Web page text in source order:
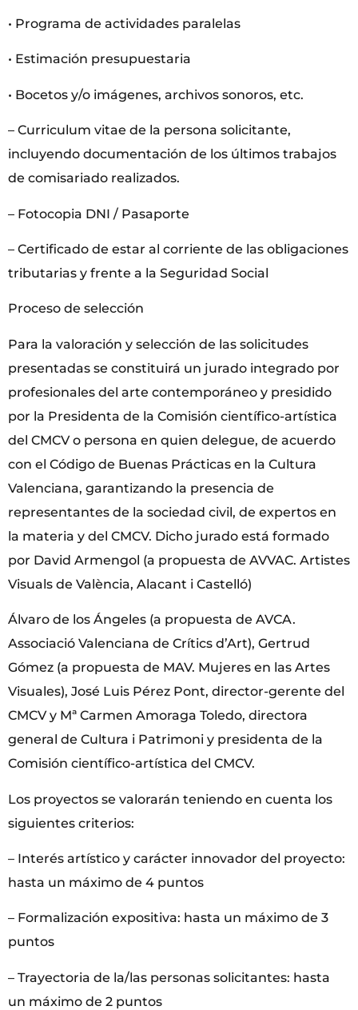
• Programa de actividades paralelas
• Estimación presupuestaria
• Bocetos y/o imágenes, archivos sonoros, etc.
– Curriculum vitae de la persona solicitante,
incluyendo documentación de los últimos trabajos
de comisariado realizados.
– Fotocopia DNI / Pasaporte
– Certificado de estar al corriente de las obligaciones
tributarias y frente a la Seguridad Social
Proceso de selección
Para la valoración y selección de las solicitudes
presentadas se constituirá un jurado integrado por
profesionales del arte contemporáneo y presidido
por la Presidenta de la Comisión científico-artística
del CMCV o persona en quien delegue, de acuerdo
con el Código de Buenas Prácticas en la Cultura
Valenciana, garantizando la presencia de
representantes de la sociedad civil, de expertos en
la materia y del CMCV. Dicho jurado está formado
por David Armengol (a propuesta de AVVAC. Artistes
Visuals de València, Alacant i Castelló)
Álvaro de los Ángeles (a propuesta de AVCA.
Associació Valenciana de Crítics d’Art), Gertrud
Gómez (a propuesta de MAV. Mujeres en las Artes
Visuales), José Luis Pérez Pont, director-gerente del
CMCV y Mª Carmen Amoraga Toledo, directora
general de Cultura i Patrimoni y presidenta de la
Comisión científico-artística del CMCV.
Los proyectos se valorarán teniendo en cuenta los
siguientes criterios:
– Interés artístico y carácter innovador del proyecto:
hasta un máximo de 4 puntos
– Formalización expositiva: hasta un máximo de 3
puntos
– Trayectoria de la/las personas solicitantes: hasta
un máximo de 2 puntos